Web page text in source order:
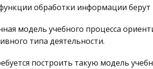
обработки информации
модель учебного процесса
типа деятельности.
построить такую модель